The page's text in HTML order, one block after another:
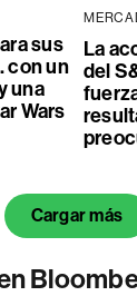
sus
con un
una
Wars
La
del
Cargar más